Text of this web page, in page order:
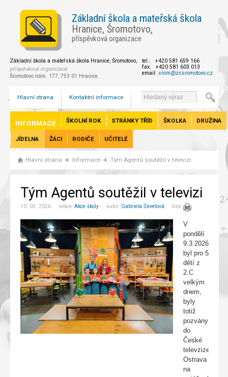
Základní škola a mateřská škola
Hranice, Šromotovo,
příspěvková organizace
Základní škola a mateřská škola Hranice, Šromotovo,
příspěvková organizace
Šromotovo nám. 177, 753 01 Hranice
tel.: +420 581 659 166
fax: +420 581 603 013
email: srom@zssromotovo.cz
Hlavní strana Kontaktní informace
INFORMACE ŠKOLNÍ ROK STRÁNKY TŘÍD ŠKOLKA DRUŽINA
JÍDELNA ŽÁCI RODIČE UČITELÉ
Hlavní strana Informace Tým Agentů soutěžil v televizi
Tým Agentů soutěžil v televizi
10. 03. 2026 sekce: Akce školy autor: Gabriela Čevelová tisk:
V
pondělí
9.3.2026
byl pro 5
dětí z
2.C
velkým
dnem,
byly
totiž
pozvány
do
České
televzize
Ostrava
na